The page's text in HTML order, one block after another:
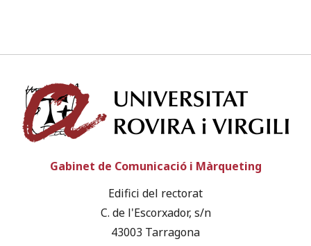
Gabinet de Comunicació i Màrqueting
Edifici del rectorat
C. de l'Escorxador, s/n
43003 Tarragona